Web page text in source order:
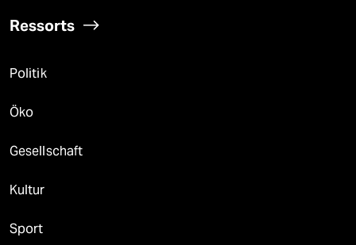
Ressorts
Politik
Öko
Gesellschaft
Kultur
Sport